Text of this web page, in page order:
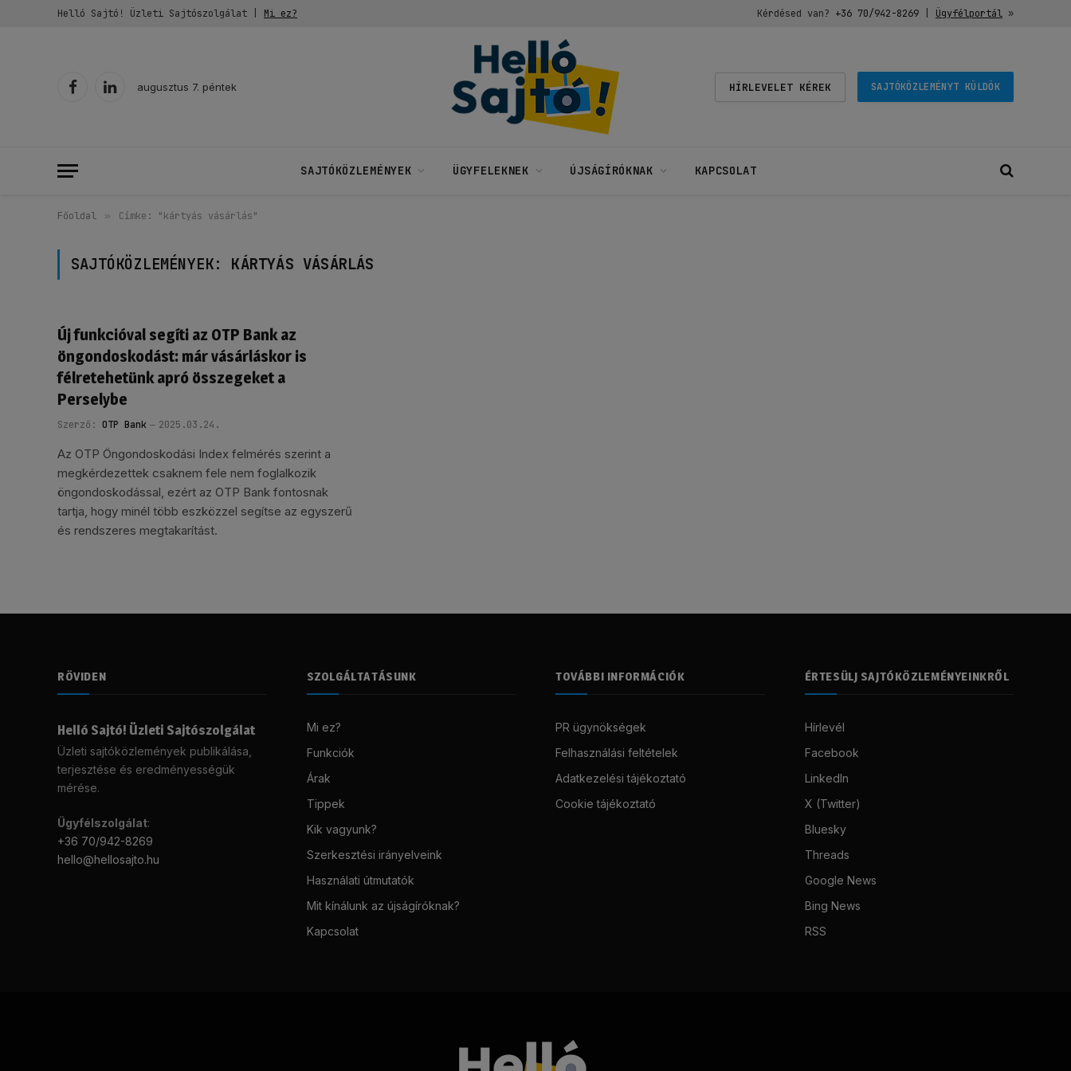
Helló Sajtó! Üzleti Sajtószolgálat | Mi ez? Kérdésed van? +36 70/942-8269| Ügyfélportál»
FacebookLinkedIn
augusztus 7. péntek HÍRLEVELET KÉREK SAJTÓKÖZLEMÉNYT KÜLDÖK
SAJTÓKÖZLEMÉNYEK ÜGYFELEKNEK ÚJSÁGÍRÓKNAK KAPCSOLAT
Főoldal » Címke: "kártyás vásárlás"
SAJTÓKÖZLEMÉNYEK: KÁRTYÁS VÁSÁRLÁS
Új funkcióval segíti az OTP Bank az
öngondoskodást: már vásárláskor is
félretehetünk apró összegeket a
Perselybe
Szerző: OTP Bank 2025.03.24.
Az OTP Öngondoskodási Index felmérés szerint a
megkérdezettek csaknem fele nem foglalkozik
öngondoskodással, ezért az OTP Bank fontosnak
tartja, hogy minél több eszközzel segítse az egyszerű
és rendszeres megtakarítást.
RÖVIDEN
Helló Sajtó! Üzleti Sajtószolgálat
Üzleti sajtóközlemények publikálása,
terjesztése és eredményességük
mérése.
Ügyfélszolgálat:
+36 70/942-8269
hello@hellosajto.hu
SZOLGÁLTATÁSUNK
Mi ez?
Funkciók
Árak
Tippek
Kik vagyunk?
Szerkesztési irányelveink
Használati útmutatók
Mit kínálunk az újságíróknak?
Kapcsolat
TOVÁBBI INFORMÁCIÓK
PR ügynökségek
Felhasználási feltételek
Adatkezelési tájékoztató
Cookie tájékoztató
ÉRTESÜLJ SAJTÓKÖZLEMÉNYEINKRŐL
Hírlevél
Facebook
LinkedIn
X (Twitter)
Bluesky
Threads
Google News
Bing News
RSS